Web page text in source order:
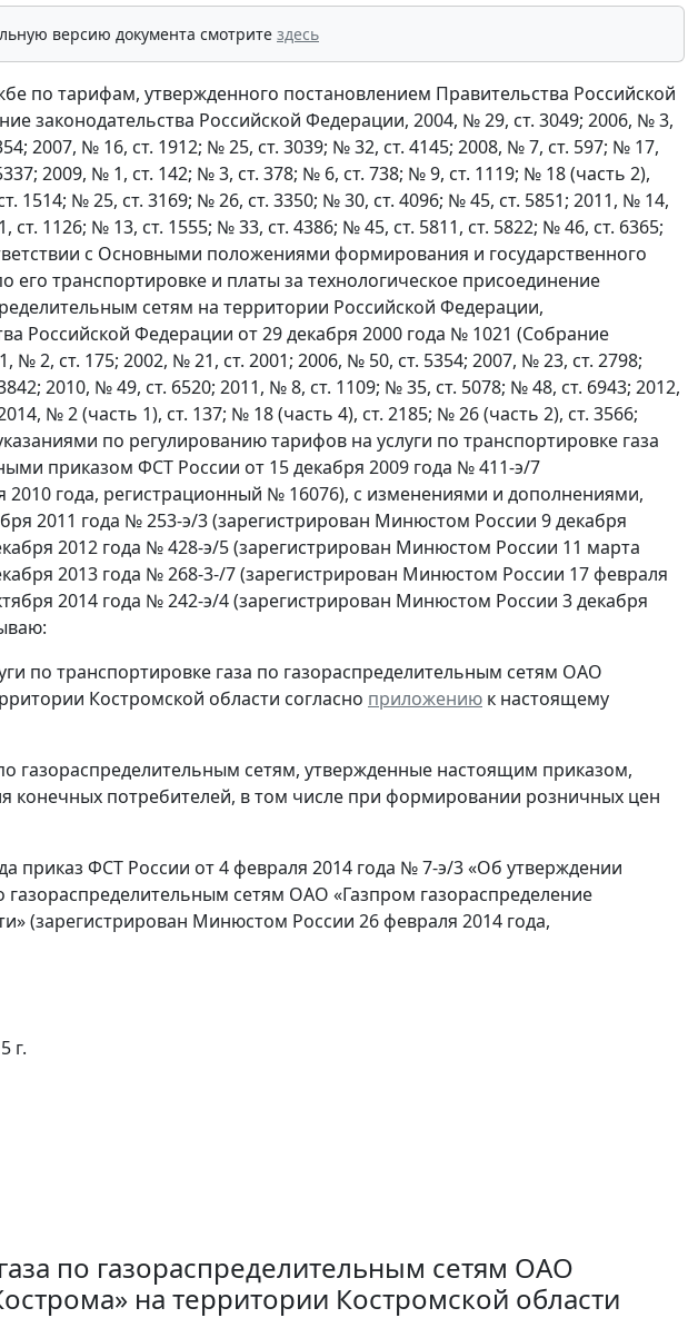
версию документа смотрите здесь
по тарифам, утвержденного постановлением Правительства Российской
законодательства Российской Федерации, 2004, № 29, ст. 3049; 2006, № 3,
2007, № 16, ст. 1912; № 25, ст. 3039; № 32, ст. 4145; 2008, № 7, ст. 597; № 17,
2009, № 1, ст. 142; № 3, ст. 378; № 6, ст. 738; № 9, ст. 1119; № 18 (часть 2),
1514; № 25, ст. 3169; № 26, ст. 3350; № 30, ст. 4096; № 45, ст. 5851; 2011, № 14,
1126; № 13, ст. 1555; № 33, ст. 4386; № 45, ст. 5811, ст. 5822; № 46, ст. 6365;
с Основными положениями формирования и государственного
его транспортировке и платы за технологическое присоединение
сетям на территории Российской Федерации,
Российской Федерации от 29 декабря 2000 года № 1021 (Собрание
2, ст. 175; 2002, № 21, ст. 2001; 2006, № 50, ст. 5354; 2007, № 23, ст. 2798;
2010, № 49, ст. 6520; 2011, № 8, ст. 1109; № 35, ст. 5078; № 48, ст. 6943; 2012,
№ 2 (часть 1), ст. 137; № 18 (часть 4), ст. 2185; № 26 (часть 2), ст. 3566;
по регулированию тарифов на услуги по транспортировке газа
приказом ФСТ России от 15 декабря 2009 года № 411-э/7
года, регистрационный № 16076), с изменениями и дополнениями,
2011 года № 253-э/3 (зарегистрирован Минюстом России 9 декабря
2012 года № 428-э/5 (зарегистрирован Минюстом России 11 марта
2013 года № 268-3-/7 (зарегистрирован Минюстом России 17 февраля
2014 года № 242-э/4 (зарегистрирован Минюстом России 3 декабря
по транспортировке газа по газораспределительным сетям ОАО
Костромской области согласно приложению к настоящему
газораспределительным сетям, утвержденные настоящим приказом,
конечных потребителей, в том числе при формировании розничных цен
приказ ФСТ России от 4 февраля 2014 года № 7-э/3 «Об утверждении
газораспределительным сетям ОАО «Газпром газораспределение
(зарегистрирован Минюстом России 26 февраля 2014 года,
г.
по газораспределительным сетям ОАО
на территории Костромской области